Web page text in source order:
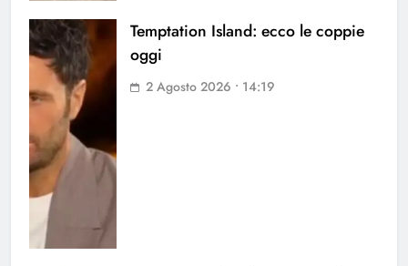
Temptation Island: ecco le coppie
oggi
2 Agosto 2026 • 14:19